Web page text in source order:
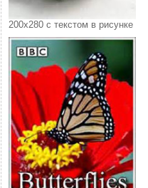
200х280 с текстом в рисунке